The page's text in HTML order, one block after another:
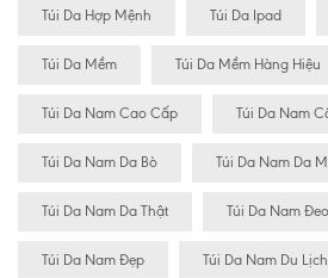
Túi Da Hợp Mệnh Túi Da Ipad
Túi Da Mềm Túi Da Mềm Hàng Hiệu
Túi Da Nam Cao Cấp Túi Da Nam
Túi Da Nam Da Bò Túi Da Nam Da
Túi Da Nam Da Thật Túi Da Nam
Túi Da Nam Đẹp Túi Da Nam Du Lịch